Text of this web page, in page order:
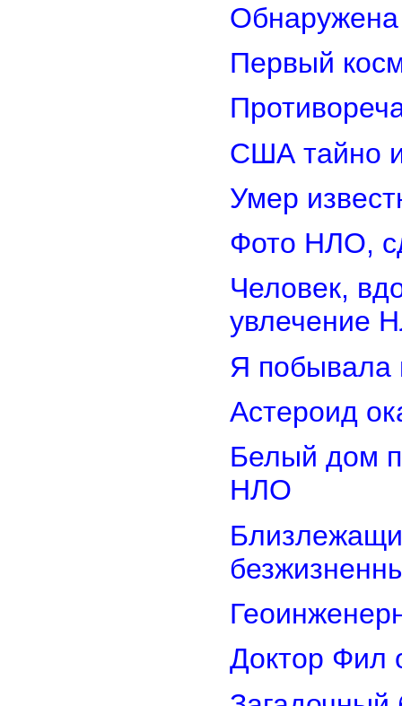
Обнаружена
Первый
США тайно
Умер
Фото НЛО,
Человек,
увлечение
Я побывала
Астероид
Белый дом
НЛО
Доктор Фил